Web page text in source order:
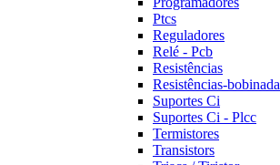
Ptcs
Reguladores
Relé - Pcb
Resistências
Resistências-bobinada
Suportes Ci
Suportes Ci - Plcc
Termistores
Transistors